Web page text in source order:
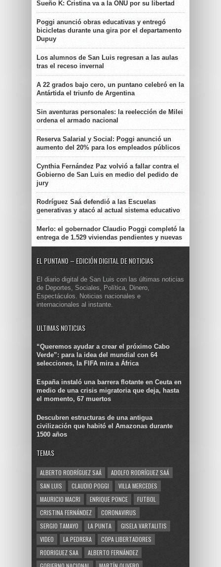
Sueño K: Cristina va a la ONU por su libertad
Poggi anunció obras educativas y entregó
bicicletas durante una gira por el departamento
Dupuy
Los alumnos de San Luis regresan a las aulas
tras el receso invernal
A 22 grados bajo cero, un puntano celebró en la
Antártida el triunfo de Argentina
Sin aventuras personales: la reelección de Milei
ordena el armado nacional
Reserva Salarial y Social: Poggi anunció un
aumento del 20% para los empleados públicos
Cynthia Fernández Paz volvió a fallar contra el
Gobierno de San Luis en medio del pedido de
jury
Rodríguez Saá defendió a las Escuelas
generativas y atacó al actual sistema educativo
Merlo: el gobernador Claudio Poggi completó la
entrega de 1.529 viviendas pendientes y nuevas
EL PUNTANO – EDICIÓN DIGITAL DE NOTICIAS
El diario digital de San Luis con las últimas noticias
de Deportes, Sociales, Política, Dinero,
Espectáculos. Noticias nacionales e
internacionales al instante.
ULTIMAS NOTICIAS
“Queremos ayudar a crear el próximo Cabo
Verde”: para la idea del mundial con 64
selecciones, la FIFA mira a África
España instaló una barrera flotante en Ceuta en
medio de una crisis migratoria que deja, hasta
el momento, 67 muertos
Descubren estructuras de una antigua
civilización que habitó el Amazonas durante
1500 años
TEMAS
ALBERTO RODRÍGUEZ SAÁ
ADOLFO RODRÍGUEZ SAÁ
SAN LUIS
CLAUDIO POGGI
VILLA MERCEDES
MAURICIO MACRI
ENRIQUE PONCE
FUTBOL
CRISTINA FERNÁNDEZ
CORONAVIRUS
SERGIO TAMAYO
LA PUNTA
GISELA VARTALITIS
VIDEO
LA PEDRERA
COPA LIBERTADORES
RODRIGUEZ SAA
ALBERTO FERNÁNDEZ